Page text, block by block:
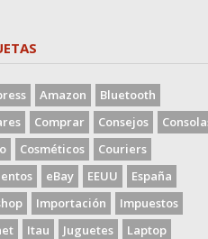
Amazon
Bluetooth
Comprar Consejos
Cosméticos
Couriers
eBay EEUU
España
Importación
Impuestos
Itau Juguetes
Laptop